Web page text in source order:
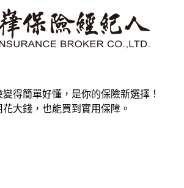
變得簡單好懂，是你的保險新選擇！
大錢，也能買到實用保障。